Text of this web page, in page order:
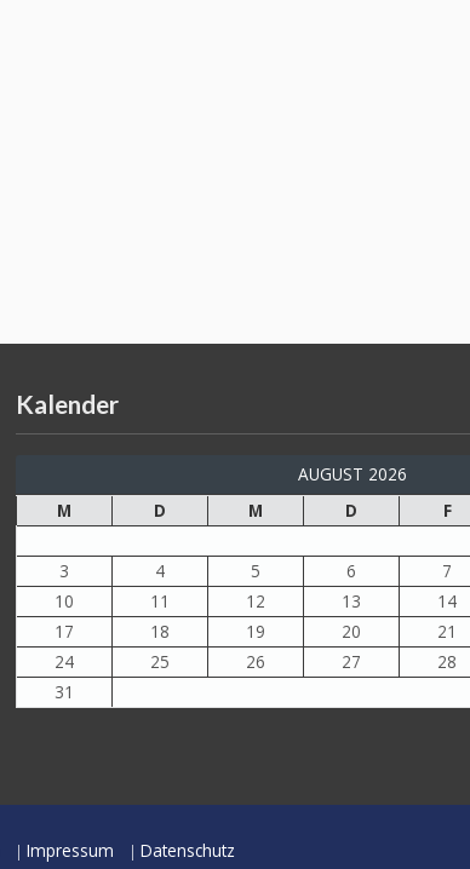
Kalender
AUGUST 2026
M
D M D F
3
4 5 6 7
10
11 12 13 14
17
18 19 20 21
24
25 26 27 28
31
Impressum Datenschutz